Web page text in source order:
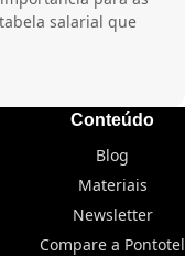
salarial que
Conteúdo
Blog
Materiais
Newsletter
Compare a Pontotel